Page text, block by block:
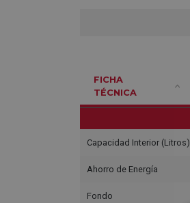
FICHA
TÉCNICA
Capacidad Interior (Litros)
Ahorro de Energía
Fondo